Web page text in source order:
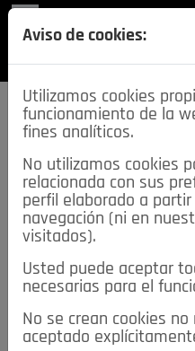
SECCIONES
≡NOTICIAS
NOTICIAS
Aviso de cookies:
Utilizamos cookies
funcionamiento de la
fines analíticos.
No utilizamos cookies
relacionada con sus
perfil elaborado a
navegación (ni en
visitados).
Usted puede aceptar
necesarias para el
No se crean cookies
aceptado